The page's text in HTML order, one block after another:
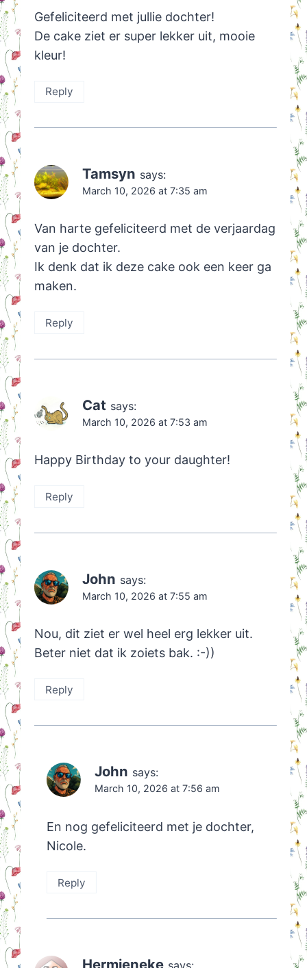
Gefeliciteerd met jullie dochter!
De cake ziet er super lekker uit, mooie
kleur!
Reply
Tamsyn says:
March 10, 2026 at 7:35 am
Van harte gefeliciteerd met de verjaardag
van je dochter.
Ik denk dat ik deze cake ook een keer ga
maken.
Reply
Cat says:
March 10, 2026 at 7:53 am
Happy Birthday to your daughter!
Reply
John says:
March 10, 2026 at 7:55 am
Nou, dit ziet er wel heel erg lekker uit.
Beter niet dat ik zoiets bak. :-))
Reply
John says:
March 10, 2026 at 7:56 am
En nog gefeliciteerd met je dochter,
Nicole.
Reply
Hermieneke